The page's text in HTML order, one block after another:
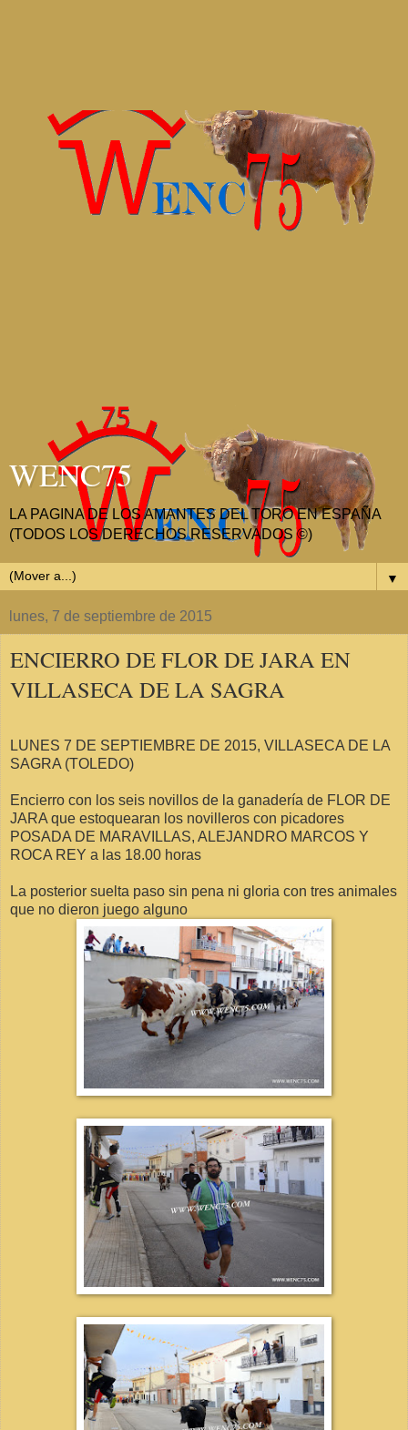
WENC75
LA PAGINA DE LOS AMANTES DEL TORO EN ESPAÑA
(TODOS LOS DERECHOS RESERVADOS ©)
▼
lunes, 7 de septiembre de 2015
ENCIERRO DE FLOR DE JARA EN
VILLASECA DE LA SAGRA
LUNES 7 DE SEPTIEMBRE DE 2015, VILLASECA DE LA
SAGRA (TOLEDO)
Encierro con los seis novillos de la ganadería de FLOR DE
JARA que estoquearan los novilleros con picadores
POSADA DE MARAVILLAS, ALEJANDRO MARCOS Y
ROCA REY a las 18.00 horas
La posterior suelta paso sin pena ni gloria con tres animales
que no dieron juego alguno